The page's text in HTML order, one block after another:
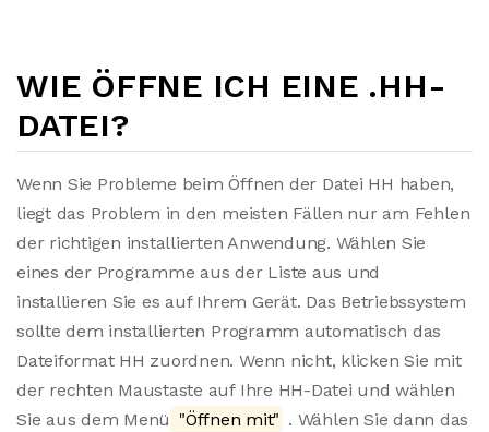
WIE ÖFFNE ICH EINE .HH-
DATEI?
Wenn Sie Probleme beim Öffnen der Datei HH haben,
liegt das Problem in den meisten Fällen nur am Fehlen
der richtigen installierten Anwendung. Wählen Sie
eines der Programme aus der Liste aus und
installieren Sie es auf Ihrem Gerät. Das Betriebssystem
sollte dem installierten Programm automatisch das
Dateiformat HH zuordnen. Wenn nicht, klicken Sie mit
der rechten Maustaste auf Ihre HH-Datei und wählen
Sie aus dem Menü "Öffnen mit" . Wählen Sie dann das